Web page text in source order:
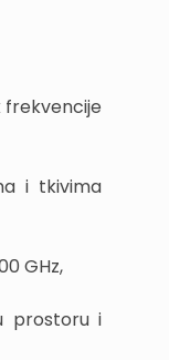
frekvencije
i tkivima
GHz,
prostoru i